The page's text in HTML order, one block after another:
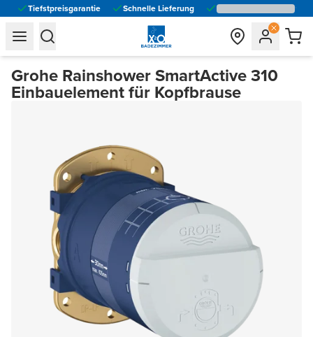
Tiefstpreisgarantie Schnelle Lieferung
general.navigation.toggle_menu.label
general.navigation.toggle_menu.label
Grohe Rainshower SmartActive 310
Einbauelement für Kopfbrause